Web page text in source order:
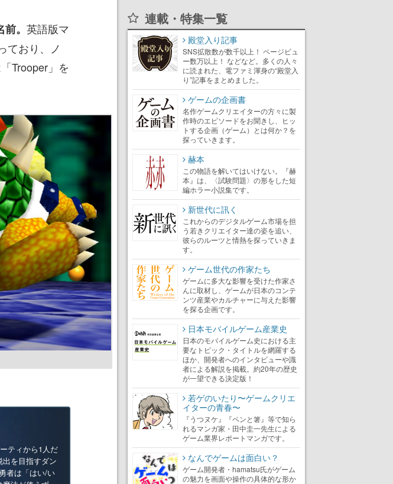
。 英語版マ
ており、ノ
Trooper」を
ティから1人だ
を目指すダン
者は「はい/い
連載・特集一覧
殿堂入り記事
SNS拡散数が数千以上！ ページビュ
ー数万以上！ などなど。多くの人々
に読まれた、電ファミ渾身の“殿堂入
り”記事をまとめました。
ゲームの企画書
名作ゲームクリエイターの方々に製
作時のエピソードをお聞きし、ヒッ
トする企画（ゲーム）とは何か？を
探っていきます。
赫本
この物語を解いてはいけない。『赫
本』は、〈試験問題〉の形をした短
編ホラー小説集です。
新世代に訊く
これからのデジタルゲーム市場を担
う若きクリエイター達の姿を追い、
彼らのルーツと情熱を探っていきま
す。
ゲーム世代の作家たち
ゲームに多大な影響を受けた作家さ
んに取材し、ゲームが日本のコンテ
ンツ産業やカルチャーに与えた影響
を探る企画です。
日本モバイルゲーム産業史
日本のモバイルゲーム史における主
要なトピック・タイトルを網羅する
ほか、開発者へのインタビューや識
者による解説を掲載。約20年の歴史
が一望できる決定版！
若ゲのいたり〜ゲームクリエ
イターの青春〜
『うつヌケ』『ペンと箸』等で知ら
れるマンガ家・田中圭一先生による
ゲーム業界レポートマンガです。
なんでゲームは面白い？
ゲーム開発者・hamatsu氏がゲーム
の魅力を画面や操作の具体的な形か